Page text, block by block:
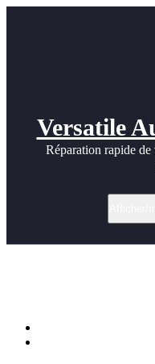
Versatile
Réparation rapide de